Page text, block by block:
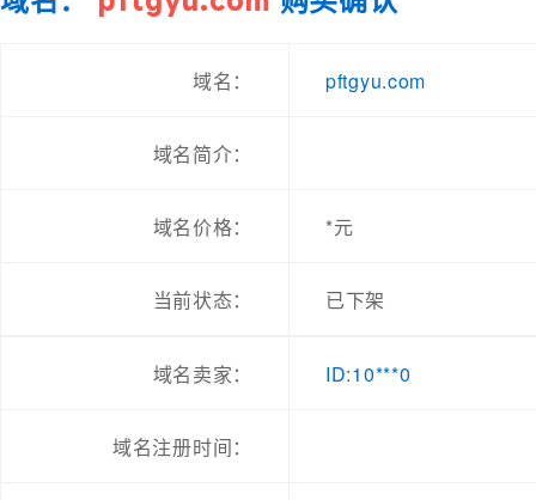
域名： pftgyu.com
域名简介：
域名价格： *元
当前状态： 已下架
域名卖家： ID:10***0
域名注册时间：